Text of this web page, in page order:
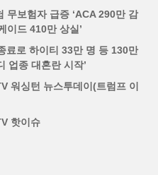
무보험자 급증 ‘ACA 290만 감
이드 410만 상실’
료로 하이티 33만 명 등 130만
업종 대혼란 시작’
워싱턴 뉴스투데이(트럼프 이
핫이슈